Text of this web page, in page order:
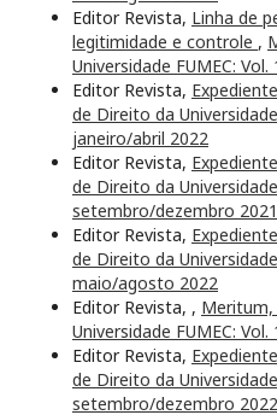
Editor Revista, Linha de
legitimidade e controle ,
Universidade FUMEC:
Editor Revista,
de Direito da Universidade
janeiro/abril 2022
Editor Revista,
de Direito da
setembro/dezembro 2021
Editor Revista,
de Direito da Universidade
maio/agosto 2022
Editor Revista, , Meritum,
Universidade FUMEC:
Editor Revista,
de Direito da Universidade
setembro/dezembro 2022